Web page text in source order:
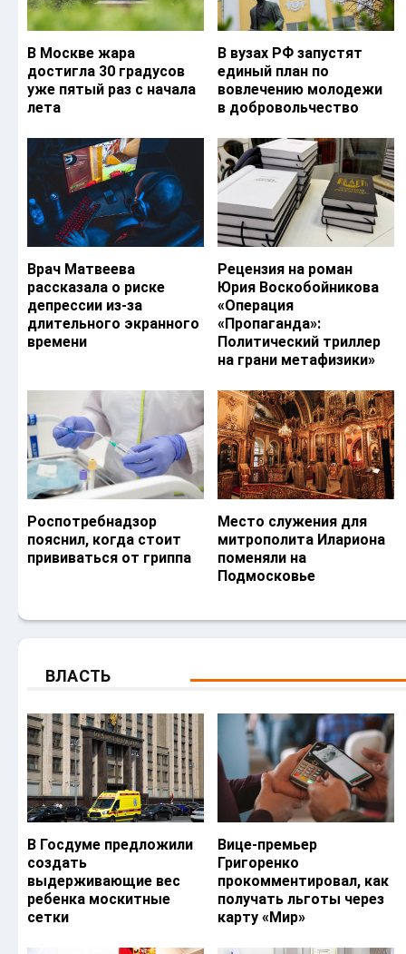
В Москве жара
достигла 30 градусов
уже пятый раз с начала
лета
В вузах РФ запустят
единый план по
вовлечению молодежи
в добровольчество
Врач Матвеева
рассказала о риске
депрессии из-за
длительного экранного
времени
Рецензия на роман
Юрия Воскобойникова
«Операция
«Пропаганда»:
Политический триллер
на грани метафизики»
Роспотребнадзор
пояснил, когда стоит
прививаться от гриппа
Место служения для
митрополита Илариона
поменяли на
Подмосковье
ВЛАСТЬ
В Госдуме предложили
создать
выдерживающие вес
ребенка москитные
сетки
Вице-премьер
Григоренко
прокомментировал, как
получать льготы через
карту «Мир»